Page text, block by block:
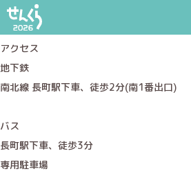
太白区文化センター
会場サイト
アクセス
地下鉄
南北線 長町駅下車、徒歩2分(南1番出口)
バス
長町駅下車、徒歩3分
専用駐車場